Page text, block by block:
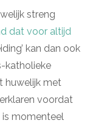
streng
dat voor altijd
kan dan ook
katholieke
huwelijk met
voordat
is momenteel